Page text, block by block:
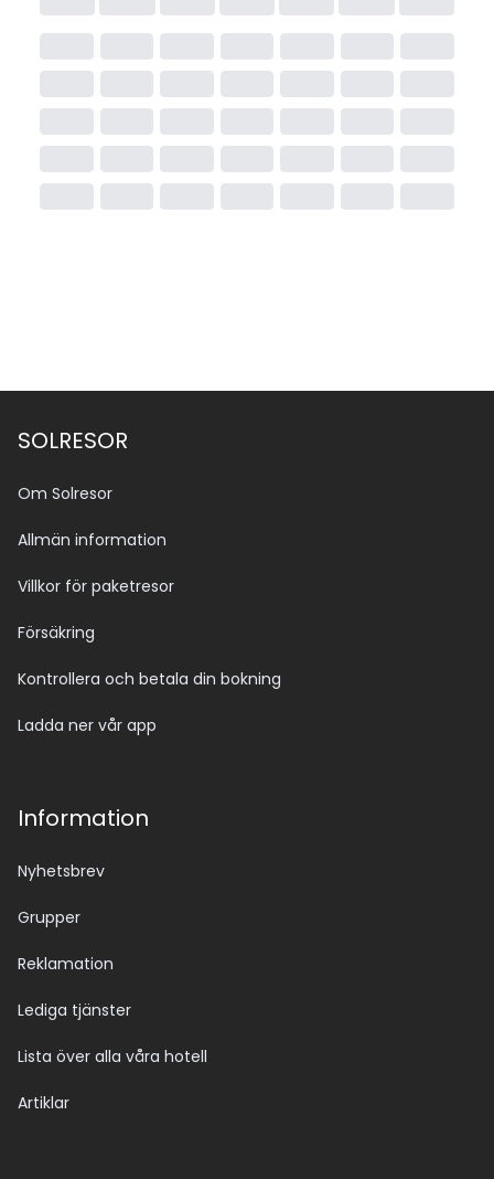
SOLRESOR
Om Solresor
Allmän information
Villkor för paketresor
Försäkring
Kontrollera och betala din bokning
Ladda ner vår app
Information
Nyhetsbrev
Grupper
Reklamation
Lediga tjänster
Lista över alla våra hotell
Artiklar